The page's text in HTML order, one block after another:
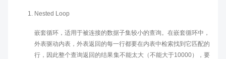
Nested Loop
嵌套循环，适用于被连接的数据子集较小的查询。在嵌套循环中，
外表驱动内表，外表返回的每一行都要在内表中检索找到它匹配的
行，因此整个查询返回的结果集不能太大（不能大于10000），要